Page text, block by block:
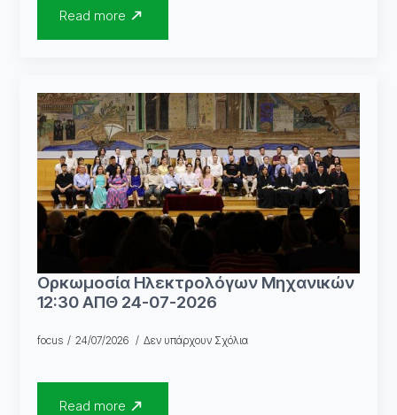
Read more
Ορκωμοσία Ηλεκτρολόγων Μηχανικών
12:30 ΑΠΘ 24-07-2026
focus 24/07/2026 Δεν υπάρχουν Σχόλια
Read more